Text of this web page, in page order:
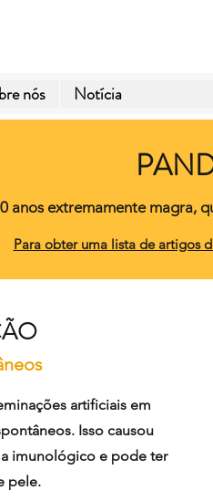
nós Notícia
anos extremamente magra,
Para obter uma lista de artigos
artificiais em
Isso causou
imunológico e pode ter
pele.